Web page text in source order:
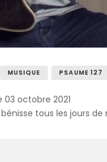
MUSIQUE PSAUME 127
octobre 2021
tous les jours de